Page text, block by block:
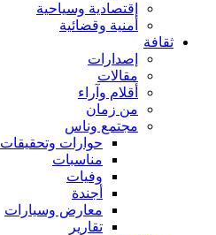
إقتصادية وسياحية
أمنية وقضائية
ثقافة
إصدارات
مقالات
أقلام وآراء
من زمان
مجتمع وناس
حوارات وتحقيقات
مناسبات
وفيات
أجندة
معارض وسيارات
تقارير